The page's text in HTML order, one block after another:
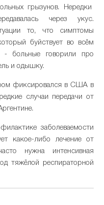
грызунов. Нередки
через укус.
то, что симптомы
буйствует во всём
- больные говорили про
и одышку.
фиксировался в США в
случаи передачи от
заболеваемости
какое-либо лечение от
нужна интенсивная
тяжёлой респираторной